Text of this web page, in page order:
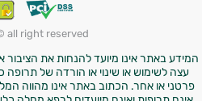
all right reserved
המידע באתר אינו מיועד להנחות את הציבור
עצה לשימוש או שינוי או הורדה של תרופה
פרטני או אחר. הכתוב באתר אינו מהווה